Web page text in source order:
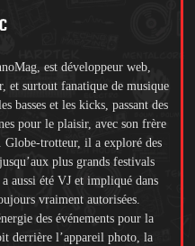
est développeur web,
et surtout fanatique de musique
basses et les kicks, passant des
pour le plaisir, avec son frère
Globe-trotteur, il a exploré des
plus grands festivals
aussi été VJ et impliqué dans
vraiment autorisées.
des événements pour la
derrière l’appareil photo, la